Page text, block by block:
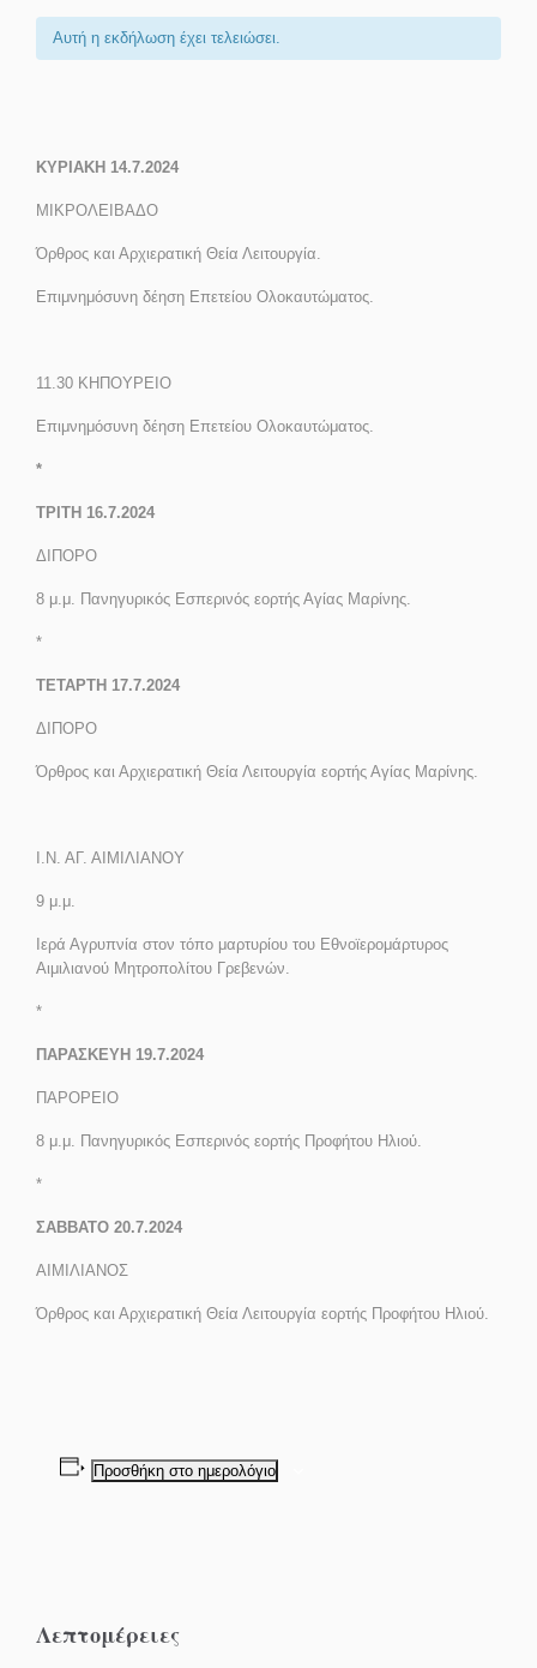
Αυτή η εκδήλωση έχει τελειώσει.
ΚΥΡΙΑΚΗ 14.7.2024
ΜΙΚΡΟΛΕΙΒΑΔΟ
Όρθρος και Αρχιερατική Θεία Λειτουργία.
Επιμνημόσυνη δέηση Επετείου Ολοκαυτώματος.
11.30 ΚΗΠΟΥΡΕΙΟ
Επιμνημόσυνη δέηση Επετείου Ολοκαυτώματος.
*
ΤΡΙΤΗ 16.7.2024
ΔΙΠΟΡΟ
8 μ.μ. Πανηγυρικός Εσπερινός εορτής Αγίας Μαρίνης.
*
ΤΕΤΑΡΤΗ 17.7.2024
ΔΙΠΟΡΟ
Όρθρος και Αρχιερατική Θεία Λειτουργία εορτής Αγίας Μαρίνης.
Ι.Ν. ΑΓ. ΑΙΜΙΛΙΑΝΟΥ
9 μ.μ.
Ιερά Αγρυπνία στον τόπο μαρτυρίου του Εθνοϊερομάρτυρος
Αιμιλιανού Μητροπολίτου Γρεβενών.
*
ΠΑΡΑΣΚΕΥΗ 19.7.2024
ΠΑΡΟΡΕΙΟ
8 μ.μ. Πανηγυρικός Εσπερινός εορτής Προφήτου Ηλιού.
*
ΣΑΒΒΑΤΟ 20.7.2024
ΑΙΜΙΛΙΑΝΟΣ
Όρθρος και Αρχιερατική Θεία Λειτουργία εορτής Προφήτου Ηλιού.
Προσθήκη στο ημερολόγιο
Λεπτομέρειες